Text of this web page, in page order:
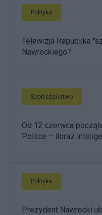
Polityka
Telewizja Republika
Nawrockiego?
Społeczeństwo
Od 12 czerwca
Polsce – iloraz
Polityka
Prezydent Nawrocki